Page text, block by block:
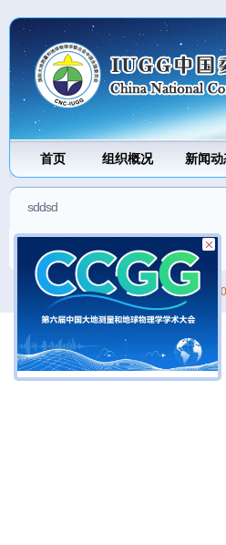
首页 组织概况 新闻动
sddsd
版权所有：IUGG中国委员会京ICP备